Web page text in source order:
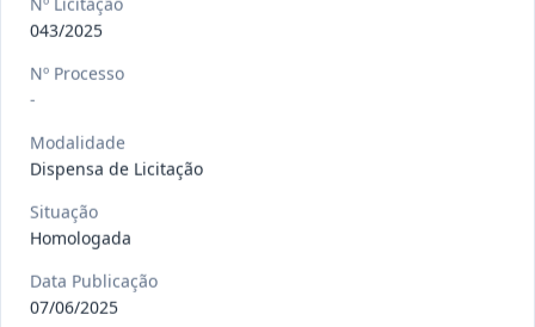
Pregão
Eletrônico
Situação:
013/2026
Pregão
Eletrônico
Registro de preço para aquisição de
Situação: Publicada
043/2025
Nº Processo
-
Modalidade
Dispensa de Licitação
Situação
Homologada
Data Publicação
07/06/2025